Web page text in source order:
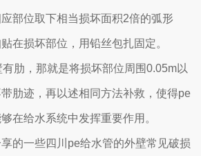
部位取下相当损坏面积2倍的弧形
在损坏部位，用铅丝包扎固定。
肋，那就是将损坏部位周围0.05m以
肋迹，再以述相同方法补救，使得pe
在给水系统中发挥重要作用。
的一些四川pe给水管的外壁常见破损